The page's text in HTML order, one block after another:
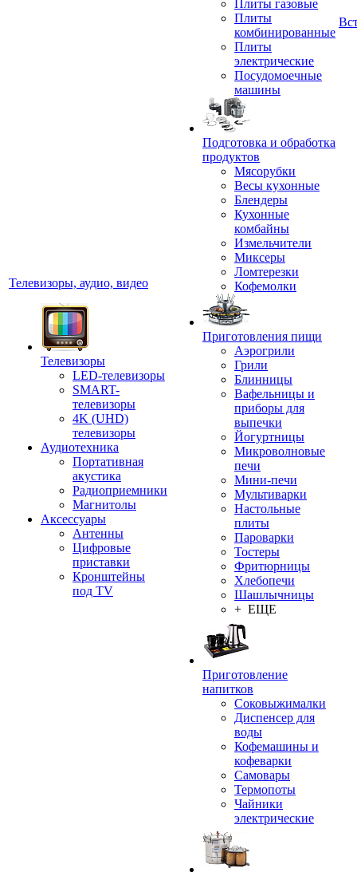
Телевизоры, аудио, видео
Телевизоры
LED-телевизоры
SMART-
телевизоры
4K (UHD)
телевизоры
Аудиотехника
Портативная
акустика
Радиоприемники
Магнитолы
Аксессуары
Антенны
Цифровые
приставки
Кронштейны
под TV
Плиты газовые
Плиты
комбинированные
Плиты
электрические
Посудомоечные
машины
Подготовка и обработка
продуктов
Мясорубки
Весы кухонные
Блендеры
Кухонные
комбайны
Измельчители
Миксеры
Ломтерезки
Кофемолки
Приготовления пищи
Аэрогрили
Грили
Блинницы
Вафельницы и
приборы для
выпечки
Йогуртницы
Микроволновые
печи
Мини-печи
Мультиварки
Настольные
плиты
Пароварки
Тостеры
Фритюрницы
Хлебопечи
Шашлычницы
+ ЕЩЕ
Приготовление
напитков
Соковыжималки
Диспенсер для
воды
Кофемашины и
кофеварки
Самовары
Термопоты
Чайники
электрические